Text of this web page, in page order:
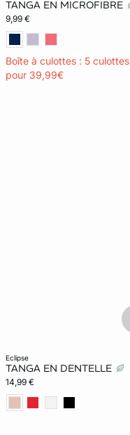
TANGA EN MICROFIBRE
9,99 €
Boîte à culottes : 5 culottes
pour 39,99€
eclipse
TANGA EN DENTELLE
14,99 €